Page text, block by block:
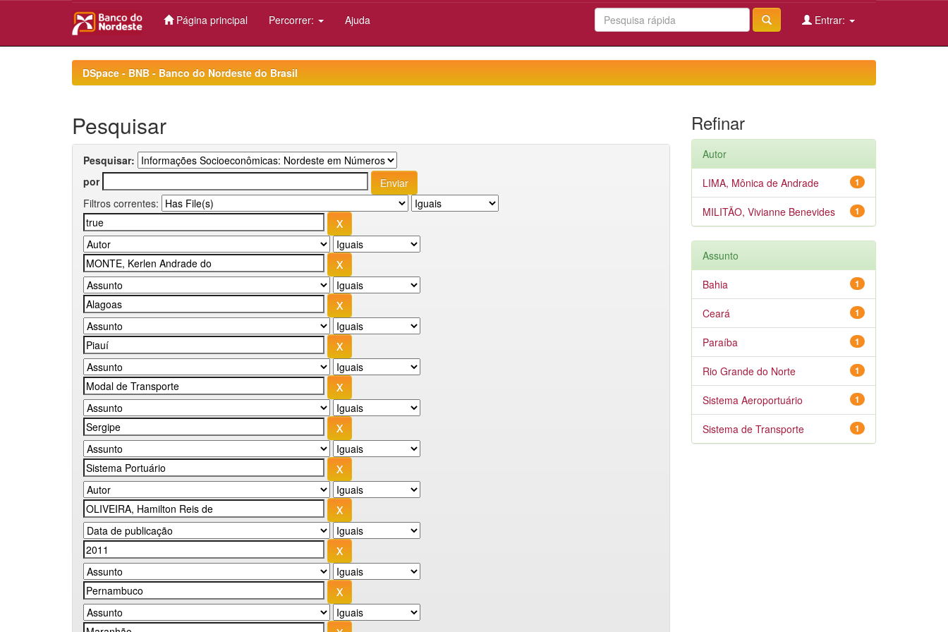
Página principal Percorrer: Ajuda Entrar:
DSpace - BNB - Banco do Nordeste do Brasil
Pesquisar
Pesquisar:
por
Filtros correntes:
Refinar
Autor
1
LIMA, Mônica de Andrade
1
MILITÃO, Vivianne Benevides
Assunto
1
Bahia
1
Ceará
1
Paraíba
1
Rio Grande do Norte
1
Sistema Aeroportuário
1
Sistema de Transporte